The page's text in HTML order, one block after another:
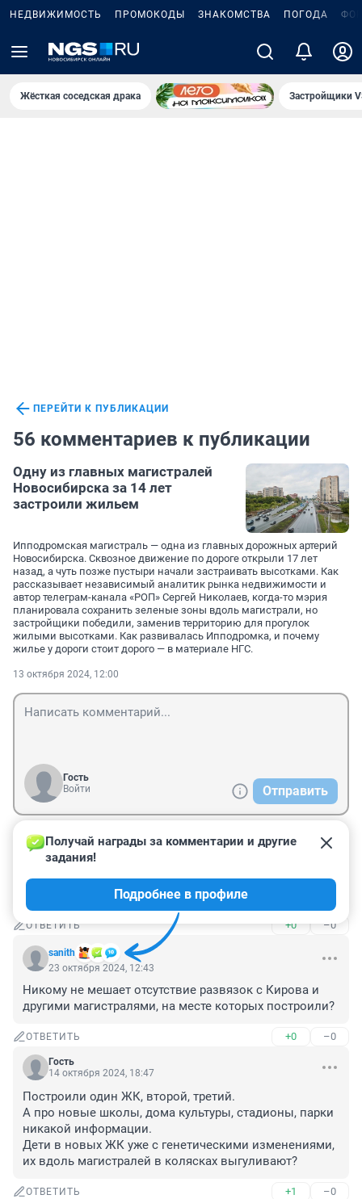
НЕДВИЖИМОСТЬ ПРОМОКОДЫ ЗНАКОМСТВА ПОГОДА
Жёсткая соседская драка Застройщики
ПЕРЕЙТИ К ПУБЛИКАЦИИ
56 комментариев к публикации
Одну из главных магистралей
Новосибирска за 14 лет
застроили жильем
Ипподромская магистраль — одна из главных дорожных артерий
Новосибирска. Сквозное движение по дороге открыли 17 лет
назад, а чуть позже пустыри начали застраивать высотками. Как
рассказывает независимый аналитик рынка недвижимости и
автор телеграм-канала «РОП» Сергей Николаев, когда-то мэрия
планировала сохранить зеленые зоны вдоль магистрали, но
застройщики победили, заменив территорию для прогулок
жилыми высотками. Как развивалась Ипподромка, и почему
жилье у дороги стоит дорого — в материале НГС.
13 октября 2024, 12:00
Гость
Войти
Отправить
Гость
19 июля, 21:16
В 2006 году улица Ипподромская выглядела куда
лучше чем 20 лет спустя. Ваш К.О.
ОТВЕТИТЬ +0 –0
sanith
Получай награды за комментарии и другие
задания!
Подробнее в профиле
23 октября 2024, 12:43
Никому не мешает отсутствие развязок с Кирова и
другими магистралями, на месте которых построили?
ОТВЕТИТЬ +0 –0
Гость
14 октября 2024, 18:47
Построили один ЖК, второй, третий.
А про новые школы, дома культуры, стадионы, парки
никакой информации.
Дети в новых ЖК уже с генетическими изменениями,
их вдоль магистралей в колясках выгуливают?
ОТВЕТИТЬ +1 –0